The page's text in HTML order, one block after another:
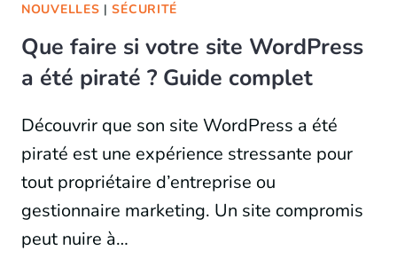
NOUVELLES |SÉCURITÉ
Que faire si votre site WordPress
a été piraté ? Guide complet
Découvrir que son site WordPress a été
piraté est une expérience stressante pour
tout propriétaire d’entreprise ou
gestionnaire marketing. Un site compromis
peut nuire à…